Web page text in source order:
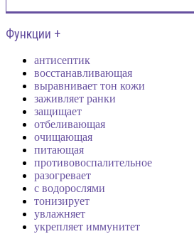
Функции +
антисептик
восстанавливающая
выравнивает тон кожи
заживляет ранки
защищает
отбеливающая
очищающая
питающая
противовоспалительное
разогревает
с водорослями
тонизирует
увлажняет
укрепляет иммунитет